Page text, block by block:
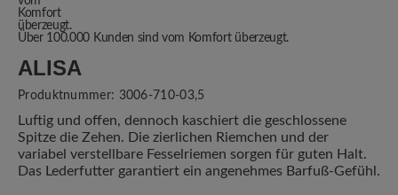
Über 100.000 Kunden sind vom Komfort überzeugt.
ALISA
Produktnummer: 3006-710-03,5
Luftig und offen, dennoch kaschiert die geschlossene
Spitze die Zehen. Die zierlichen Riemchen und der
variabel verstellbare Fesselriemen sorgen für guten Halt.
Das Lederfutter garantiert ein angenehmes Barfuß-Gefühl.